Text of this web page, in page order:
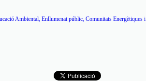
Ambiental, Enllumenat públic, Comunitats Energètiques i